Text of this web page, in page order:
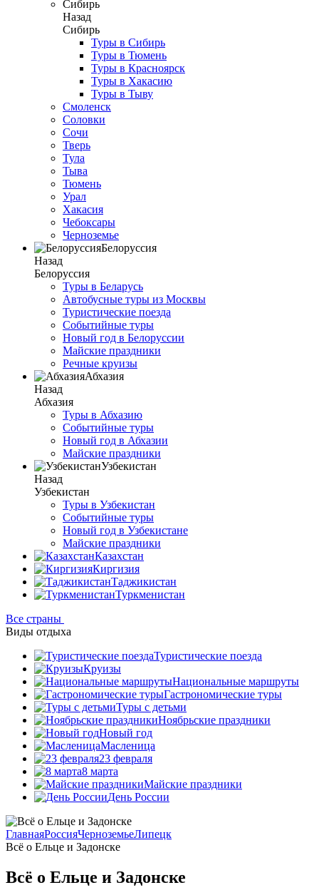
Сибирь
Назад
Сибирь
Туры в Сибирь
Туры в Тюмень
Туры в Красноярск
Туры в Хакасию
Туры в Тыву
Смоленск
Соловки
Сочи
Тверь
Тула
Тыва
Тюмень
Урал
Хакасия
Чебоксары
Черноземье
Белоруссия
Назад
Белоруссия
Туры в Беларусь
Автобусные туры из Москвы
Туристические поезда
Событийные туры
Новый год в Белоруссии
Майские праздники
Речные круизы
Абхазия
Назад
Абхазия
Туры в Абхазию
Событийные туры
Новый год в Абхазии
Майские праздники
Узбекистан
Назад
Узбекистан
Туры в Узбекистан
Событийные туры
Новый год в Узбекистане
Майские праздники
Казахстан
Киргизия
Таджикистан
Туркменистан
Все страны
Виды отдыха
Туристические поезда
Круизы
Национальные маршруты
Гастрономические туры
Туры с детьми
Ноябрьские праздники
Новый год
Масленица
23 февраля
8 марта
Майские праздники
День России
ГлавнаяРоссияЧерноземьеЛипецк
Всё о Ельце и Задонске
Всё о Ельце и Задонске